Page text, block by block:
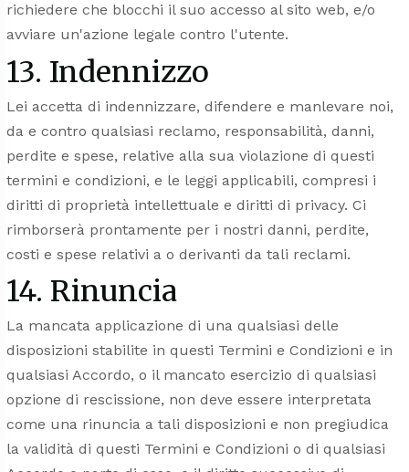
richiedere che blocchi il suo accesso al sito web, e/o
avviare un'azione legale contro l'utente.
13. Indennizzo
Lei accetta di indennizzare, difendere e manlevare noi,
da e contro qualsiasi reclamo, responsabilità, danni,
perdite e spese, relative alla sua violazione di questi
termini e condizioni, e le leggi applicabili, compresi i
diritti di proprietà intellettuale e diritti di privacy. Ci
rimborserà prontamente per i nostri danni, perdite,
costi e spese relativi a o derivanti da tali reclami.
14. Rinuncia
La mancata applicazione di una qualsiasi delle
disposizioni stabilite in questi Termini e Condizioni e in
qualsiasi Accordo, o il mancato esercizio di qualsiasi
opzione di rescissione, non deve essere interpretata
come una rinuncia a tali disposizioni e non pregiudica
la validità di questi Termini e Condizioni o di qualsiasi